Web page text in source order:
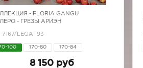
- FLORIA GANGU
- ГРЕЗЫ АРИЭН
7167/LEGAТ93
100 170-80 170-84
8 150 руб